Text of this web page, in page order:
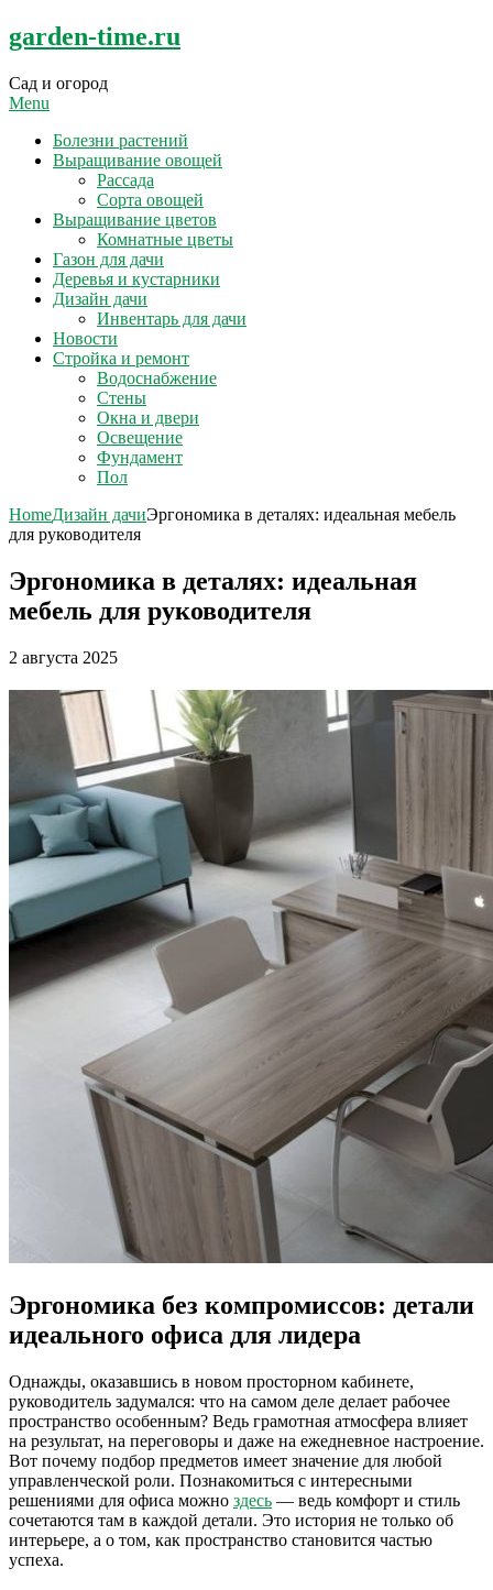
Skip
to
garden-time.ru
Сад и огород
Menu
Болезни растений
Выращивание овощей
Рассада
Сорта овощей
Выращивание цветов
Комнатные цветы
Газон для дачи
Деревья и кустарники
Дизайн дачи
Инвентарь для дачи
Новости
Стройка и ремонт
Водоснабжение
Стены
Окна и двери
Освещение
Фундамент
Пол
HomeДизайн дачиЭргономика в деталях: идеальная мебель
для руководителя
Эргономика в деталях: идеальная
мебель для руководителя
2 августа 2025
Эргономика без компромиссов: детали
идеального офиса для лидера
Однажды, оказавшись в новом просторном кабинете,
руководитель задумался: что на самом деле делает рабочее
пространство особенным? Ведь грамотная атмосфера влияет
на результат, на переговоры и даже на ежедневное настроение.
Вот почему подбор предметов имеет значение для любой
управленческой роли. Познакомиться с интересными
решениями для офиса можно здесь — ведь комфорт и стиль
сочетаются там в каждой детали. Это история не только об
интерьере, а о том, как пространство становится частью
успеха.